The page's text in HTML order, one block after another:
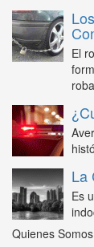
El
La
Es
Quienes Somos